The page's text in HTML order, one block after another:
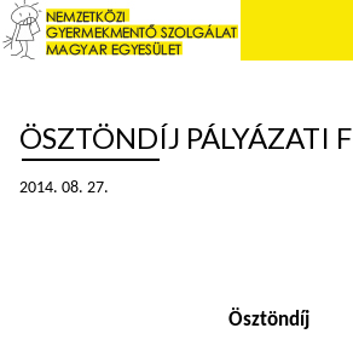
ÖSZTÖNDÍJ PÁLYÁZATI
2014. 08. 27.
Ösztöndíj